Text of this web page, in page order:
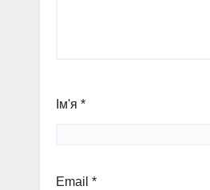
Ім'я *
Email *